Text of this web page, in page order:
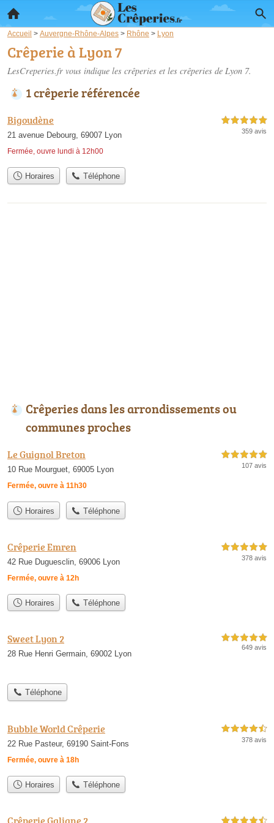
Accueil > Auvergne-Rhône-Alpes > Rhône > Lyon
Crêperie à Lyon 7
LesCreperies.fr vous indique les crêperies et les crêperies de Lyon 7.
1 crêperie référencée
Bigoudène
21 avenue Debourg, 69007 Lyon
Fermée, ouvre lundi à 12h00
5,0 étoiles sur 5
359 avis
Horaires Téléphone
Crêperies dans les arrondissements ou
communes proches
Le Guignol Breton
10 Rue Mourguet, 69005 Lyon
Fermée, ouvre à 11h30
5,0 étoiles sur 5
107 avis
Horaires Téléphone
Crêperie Emren
42 Rue Duguesclin, 69006 Lyon
Fermée, ouvre à 12h
5,0 étoiles sur 5
378 avis
Horaires Téléphone
Sweet Lyon 2
28 Rue Henri Germain, 69002 Lyon
5,0 étoiles sur 5
649 avis
Téléphone
Bubble World Crêperie
22 Rue Pasteur, 69190 Saint-Fons
Fermée, ouvre à 18h
4,5 étoiles sur 5
378 avis
Horaires Téléphone
4,5 étoiles sur 5